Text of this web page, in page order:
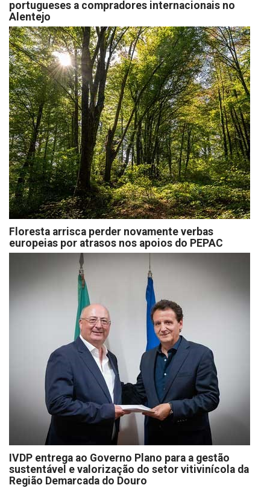
portugueses a compradores internacionais no
Alentejo
Floresta arrisca perder novamente verbas
europeias por atrasos nos apoios do PEPAC
IVDP entrega ao Governo Plano para a gestão
sustentável e valorização do setor vitivinícola da
Região Demarcada do Douro